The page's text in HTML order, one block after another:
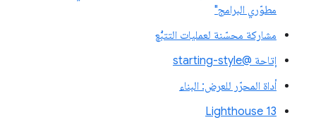
مطوّري البرامج"
مشاركة محسّنة لعمليات التتبُّع
إتاحة @starting-style
أداة المحرّر للعرض: البناء
Lighthouse 13